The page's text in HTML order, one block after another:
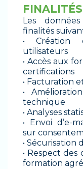
Les
finalités
• Création
utilisateurs
• Accès aux
certifications
• Facturation
•
technique
• Analyses
• Envoi d’e-
sur
• Sécurisation
• Respect des
formation